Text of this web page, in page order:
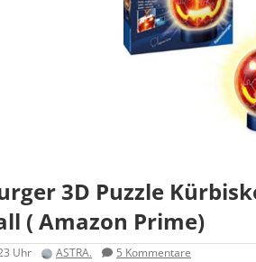
3D Puzzle
( Amazon Prime)
Uhr ASTRA. 5 Kommentare